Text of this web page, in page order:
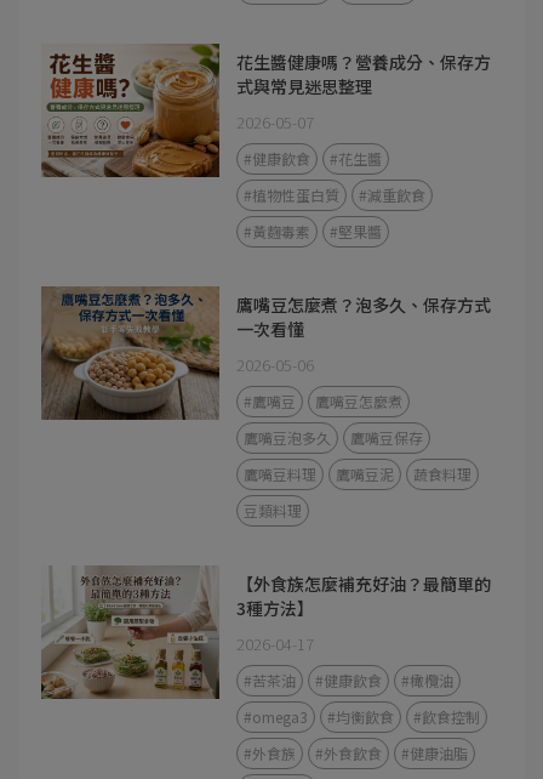
花生醬健康嗎？營養成分、保存方
式與常見迷思整理
2026-05-07
#健康飲食
#花生醬
#植物性蛋白質
#減重飲食
#黃麴毒素
#堅果醬
鷹嘴豆怎麼煮？泡多久、保存方式
一次看懂
2026-05-06
#鷹嘴豆
鷹嘴豆怎麼煮
鷹嘴豆泡多久
鷹嘴豆保存
鷹嘴豆料理
鷹嘴豆泥
蔬食料理
豆類料理
【外食族怎麼補充好油？最簡單的
3種方法】
2026-04-17
#苦茶油 #健康飲食
#橄欖油
#omega3
#均衡飲食
#飲食控制
#外食族
#外食飲食
#健康油脂